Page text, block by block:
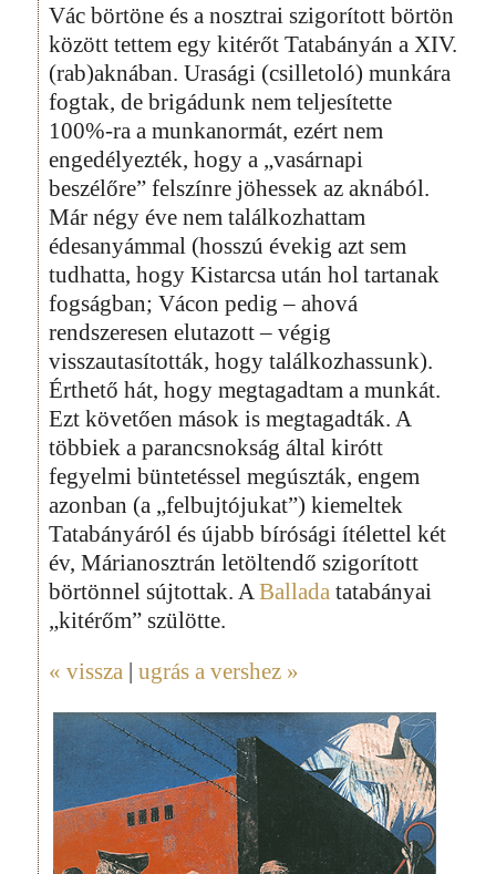
Vác börtöne és a nosztrai szigorított börtön
között tettem egy kitérőt Tatabányán a XIV.
(rab)aknában. Urasági (csilletoló) munkára
fogtak, de brigádunk nem teljesítette
100%-ra a munkanormát, ezért nem
engedélyezték, hogy a „vasárnapi
beszélőre” felszínre jöhessek az aknából.
Már négy éve nem találkozhattam
édesanyámmal (hosszú évekig azt sem
tudhatta, hogy Kistarcsa után hol tartanak
fogságban; Vácon pedig – ahová
rendszeresen elutazott – végig
visszautasították, hogy találkozhassunk).
Érthető hát, hogy megtagadtam a munkát.
Ezt követően mások is megtagadták. A
többiek a parancsnokság által kirótt
fegyelmi büntetéssel megúszták, engem
azonban (a „felbujtójukat”) kiemeltek
Tatabányáról és újabb bírósági ítélettel két
év, Márianosztrán letöltendő szigorított
börtönnel sújtottak. A Ballada tatabányai
„kitérőm” szülötte.
« vissza | ugrás a vershez »